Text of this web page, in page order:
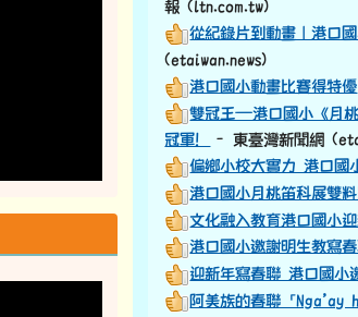
報 (ltn.com.tw)
從紀錄片到動畫｜港口
(etaiwan.news)
港口國小動畫比賽得特優
雙冠王—港口國小《月
冠軍！
–東臺灣新聞網
偏鄉小校大實力 港口國
港口國小月桃笛科展雙
文化融入教育港口國小
港口國小邀謝明生教寫
迎新年寫春聯 港口國小
阿美族的春聯「Nga’ay